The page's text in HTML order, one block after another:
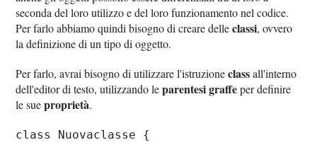
seconda del loro utilizzo e del loro funzionamento nel codice.
Per farlo abbiamo quindi bisogno di creare delleclassi, ovvero
la definizione di un tipo di oggetto.
Per farlo, avrai bisogno di utilizzare l'istruzioneclassall'interno
dell'editor di testo, utilizzando leparentesi graffeper definire
le sueproprietà.
class Nuovaclasse {